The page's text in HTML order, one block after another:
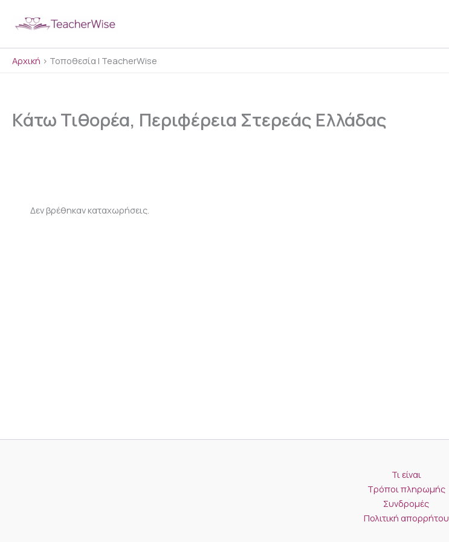
Αρχική > Τοποθεσία | TeacherWise
Κάτω Τιθορέα, Περιφέρεια Στερεάς Ελλάδας
Δεν βρέθηκαν καταχωρήσεις.
Τι είναι
Τρόποι πληρωμής
Συνδρομές
Πολιτική απορρήτου